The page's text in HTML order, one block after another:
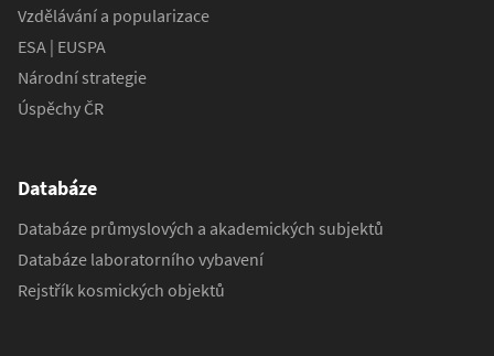
Vzdělávání a popularizace
ESA | EUSPA
Národní strategie
Úspěchy ČR
Databáze
Databáze průmyslových a akademických subjektů
Databáze laboratorního vybavení
Rejstřík kosmických objektů